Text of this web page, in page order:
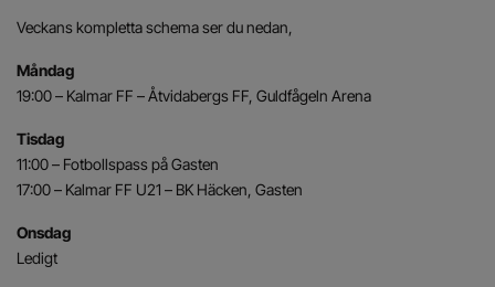
Veckans kompletta schema ser du nedan,
Måndag
19:00 – Kalmar FF – Åtvidabergs FF, Guldfågeln Arena
Tisdag
11:00 – Fotbollspass på Gasten
17:00 – Kalmar FF U21 – BK Häcken, Gasten
Onsdag
Ledigt